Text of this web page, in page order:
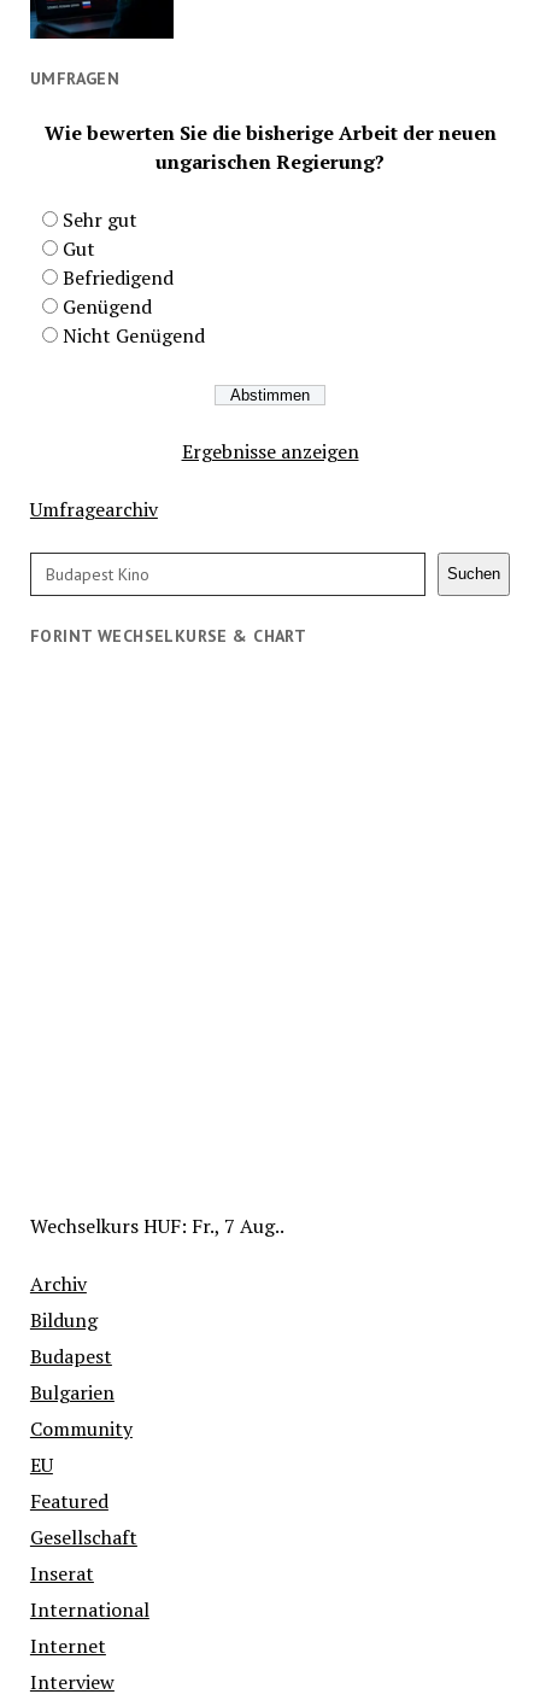
UMFRAGEN
Wie bewerten Sie die bisherige Arbeit der neuen
ungarischen Regierung?
Sehr gut
Gut
Befriedigend
Genügend
Nicht Genügend
Ergebnisse anzeigen
Umfragearchiv
Suchen Suchen
FORINT WECHSELKURSE & CHART
WechselkursHUF: Fr., 7 Aug..
Archiv
Bildung
Budapest
Bulgarien
Community
EU
Featured
Gesellschaft
Inserat
International
Internet
Interview